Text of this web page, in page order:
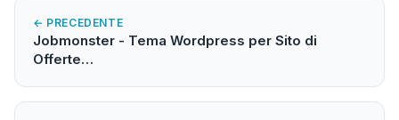
← PRECEDENTE
Jobmonster - Tema Wordpress per Sito di
Offerte…